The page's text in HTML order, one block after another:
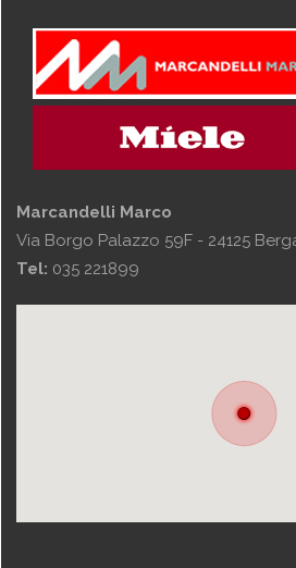
Marcandelli Marco
Via Borgo Palazzo 59F - 24125
Tel: 035 221899